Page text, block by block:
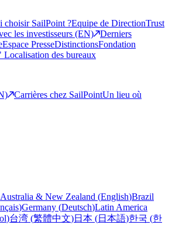
choisir SailPoint ?Equipe de DirectionTrust
les investisseurs (EN)
Derniers
Espace PresseDistinctionsFondation
Localisation des bureaux
Carrières chez SailPointUn lieu où
Australia & New Zealand (English)Brazil
)Germany (Deutsch)Latin America
)台湾 (繁體中文)日本 (日本語)한국 (한